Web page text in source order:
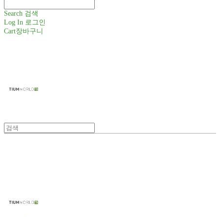
Search 검색
Log In 로그인
Cart장바구니